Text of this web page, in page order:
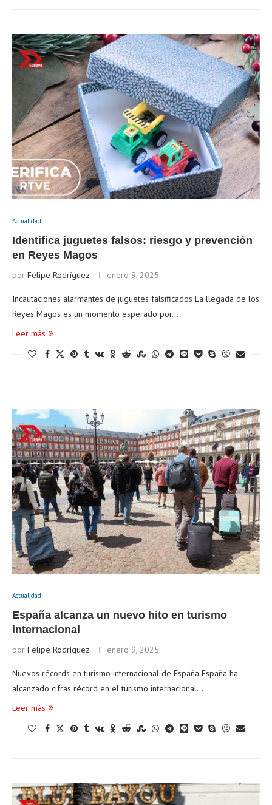
Actualidad
Identifica juguetes falsos: riesgo y prevención
en Reyes Magos
por Felipe Rodríguez enero 9, 2025
Incautaciones alarmantes de juguetes falsificados La llegada de los
Reyes Magos es un momento esperado por…
Leer más
Actualidad
España alcanza un nuevo hito en turismo
internacional
por Felipe Rodríguez enero 9, 2025
Nuevos récords en turismo internacional de España España ha
alcanzado cifras récord en el turismo internacional…
Leer más